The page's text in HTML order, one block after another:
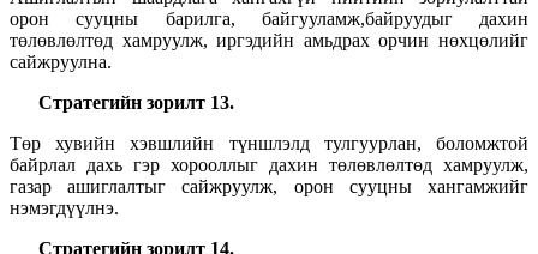
орон сууцны барилга, байгууламж,байруудыг дахин
төлөвлөлтөд хамруулж, иргэдийн амьдрах орчин нөхцөлийг
сайжруулна.
Стратегийн зорилт 13.
Төр хувийн хэвшлийн түншлэлд тулгуурлан, боломжтой
байрлал дахь гэр хорооллыг дахин төлөвлөлтөд хамруулж,
газар ашиглалтыг сайжруулж, орон сууцны хангамжийг
нэмэгдүүлнэ.
Стратегийн зорилт 14.